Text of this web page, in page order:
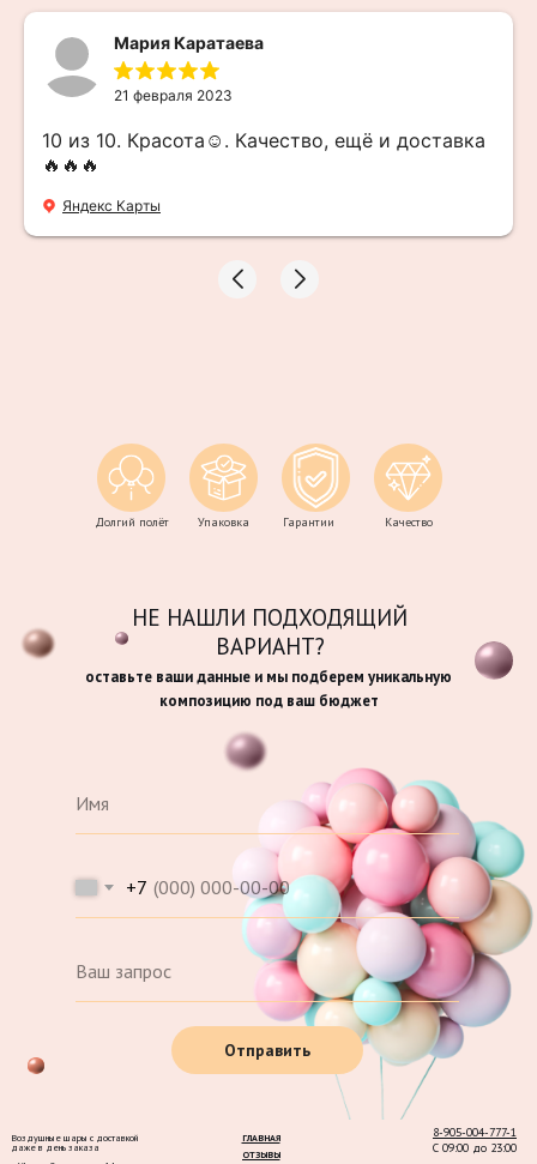
Мария Каратаева
21 февраля 2023
10 из 10. Красота☺️. Качество, ещё и доставка
🔥🔥🔥
Яндекс Карты
Долгий полёт Упаковка Гарантии Качество
+7
Отправить
оставьте ваши данные и мы подберем уникальную
композицию под ваш бюджет
НЕ НАШЛИ ПОДХОДЯЩИЙ
ВАРИАНТ?
ОТЗЫВЫ
ГЛАВНАЯ
8-905-004-777-1
С 09:00 до 23:00
Воздушные шары с доставкой
даже в день заказа